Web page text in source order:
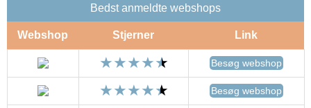
Bedst anmeldte webshops
Webshop Stjerner Link
Besøg webshop
Besøg webshop